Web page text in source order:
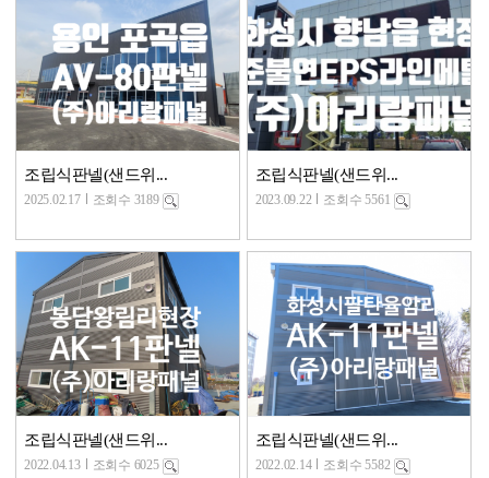
조립식판넬(샌드위...
2025.02.17 조회수 3189
조립식판넬(샌드위...
2023.09.22 조회수 5561
조립식판넬(샌드위...
2022.04.13 조회수 6025
조립식판넬(샌드위...
2022.02.14 조회수 5582